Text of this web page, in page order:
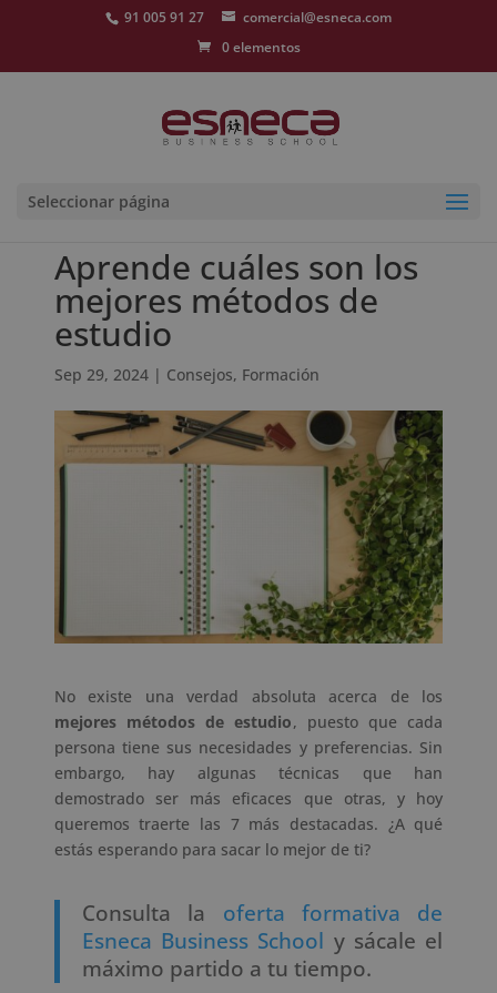
91 005 91 27
comercial@esneca.com
0 elementos
Seleccionar página
Aprende cuáles son los
mejores métodos de
estudio
Sep 29, 2024| Consejos, Formación
No existe una verdad absoluta acerca de los
mejores métodos de estudio, puesto que cada
persona tiene sus necesidades y preferencias. Sin
embargo, hay algunas técnicas que han
demostrado ser más eficaces que otras, y hoy
queremos traerte las 7 más destacadas. ¿A qué
estás esperando para sacar lo mejor de ti?
Consulta la oferta formativa de
Esneca Business School y sácale el
máximo partido a tu tiempo.